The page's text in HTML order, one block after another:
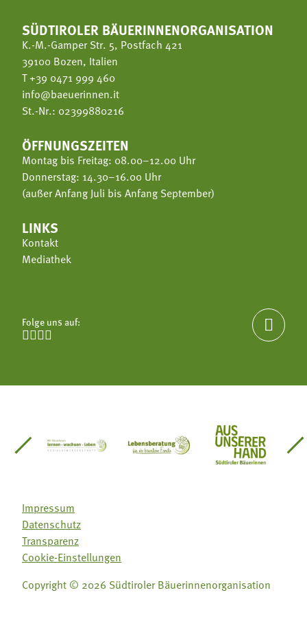
SÜDTIROLER BÄUERINNENORGANISATION
K.-M.-Gamper Str. 5, Postfach 421
39100 Bozen, Italien
T+39 0471 999 460
info@baeuerinnen.it
St.-Nr.: 02399880216
ÖFFNUNGSZEITEN
Montag bis Freitag: 08.00–12.00 Uhr
Donnerstag: 14.30–16.00 Uhr
(außer Anfang Juli bis Anfang September)
LINKS
Kontakt
Mediathek
Folge uns auf:


Südtirol
Gärtnervereinigung
Sozialgenossenschaft Mit Bäuerinnen lernen -
Lebensberatung für dieAus unserer
Impressum
Datenschutz
Transparenz
Cookie-Einstellungen
Copyright © 2026 Südtiroler Bäuerinnenorganisation